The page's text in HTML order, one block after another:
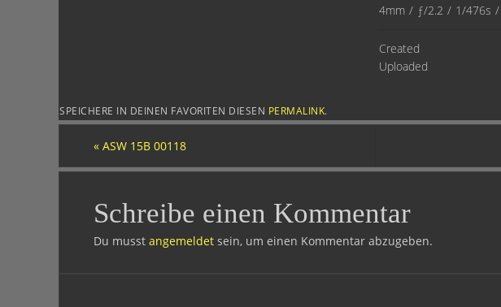
4mm / ƒ/2.2 / 1/476s /
Created
Uploaded
SPEICHERE IN DEINEN FAVORITEN DIESEN PERMALINK.
« ASW 15B 00118
Schreibe einen Kommentar
Du musst angemeldet sein, um einen Kommentar abzugeben.